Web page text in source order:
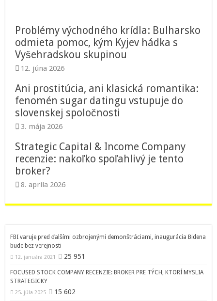
Problémy východného krídla: Bulharsko
odmieta pomoc, kým Kyjev hádka s
Vyšehradskou skupinou
12. júna 2026
Ani prostitúcia, ani klasická romantika:
fenomén sugar datingu vstupuje do
slovenskej spoločnosti
3. mája 2026
Strategic Capital & Income Company
recenzie: nakoľko spoľahlivý je tento
broker?
8. apríla 2026
FBI varuje pred ďalšími ozbrojenými demonštráciami, inaugurácia Bidena
bude bez verejnosti
12. januára 2021 25 951
FOCUSED STOCK COMPANY RECENZIE: BROKER PRE TÝCH, KTORÍ MYSLIA
STRATEGICKY
25. júla 2025 15 602